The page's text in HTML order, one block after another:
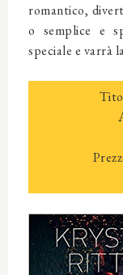
romantico,
o semplice e
speciale e varrà